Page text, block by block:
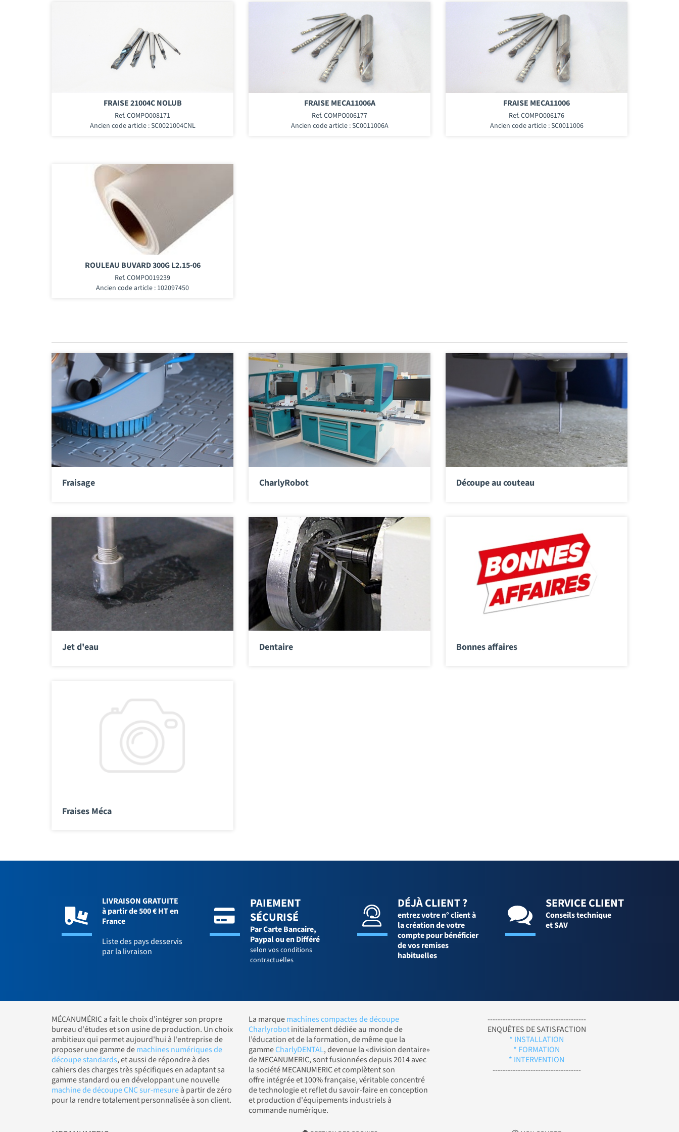
FRAISE 21004C NOLUB
Ref. COMPO008171
Ancien code article : SC0021004CNL
FRAISE MECA11006A
Ref. COMPO006177
Ancien code article : SC0011006A
FRAISE MECA11006
Ref. COMPO006176
Ancien code article : SC0011006
ROULEAU BUVARD 300G L2.15-06
Ref. COMPO019239
Ancien code article : 102097450
Fraisage CharlyRobot Découpe au couteau
Jet d'eau Dentaire Bonnes affaires
Fraises Méca
LIVRAISON GRATUITE
à partir de 500 € HT en
France
Liste des pays desservis
par la livraison
PAIEMENT
SÉCURISÉ
Par Carte Bancaire,
Paypal ou en Différé
selon vos conditions
contractuelles
DÉJÀ CLIENT ?
entrez votre n° client à
la création de votre
compte pour bénéficier
de vos remises
habituelles
SERVICE CLIENT
Conseils technique
et SAV
MÉCANUMÉRIC a fait le choix d'intégrer son propre
bureau d'études et son usine de production. Un choix
ambitieux qui permet aujourd'hui à l'entreprise de
proposer une gamme demachines numériques de
découpe standards, et aussi de répondre à des
cahiers des charges très spécifiques en adaptant sa
gamme standard ou en développant une nouvelle
machine de découpe CNC sur-mesureà partir de zéro
pour la rendre totalement personnalisée à son client.
La marquemachines compactes de découpe
Charlyrobotinitialement dédiée au monde de
l’éducation et de la formation, de même que la
gammeCharlyDENTAL, devenue la «division dentaire»
de MECANUMERIC, sont fusionnées depuis 2014 avec
la société MECANUMERIC et complètent son
offre intégrée et 100% française, véritable concentré
de technologie et reflet du savoir-faire en conception
et production d'équipements industriels à
commande numérique.
---------------------------------------
ENQUÊTES DE SATISFACTION
* INSTALLATION
* FORMATION
* INTERVENTION
-----------------------------------